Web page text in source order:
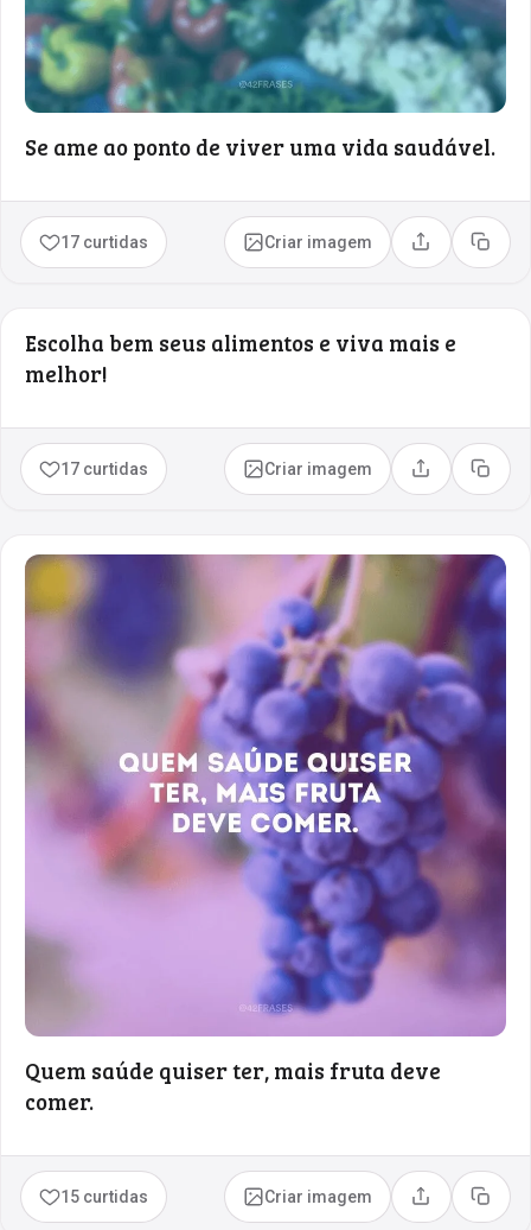
Se ame ao ponto de viver uma vida saudável.
17 curtidas Criar imagem Compartilhar
Copiar
Escolha bem seus alimentos e viva mais e
melhor!
17 curtidas Criar imagem Compartilhar
Copiar
Quem saúde quiser ter, mais fruta deve
comer.
15 curtidas Criar imagem Compartilhar
Copiar